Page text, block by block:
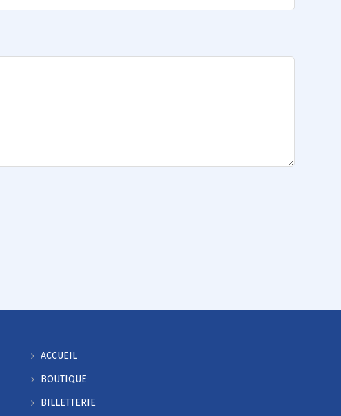
ACCUEIL
BOUTIQUE
BILLETTERIE